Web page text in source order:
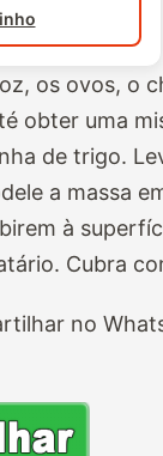
os ovos, o
obter uma
de trigo.
a massa
à
Cubra
no